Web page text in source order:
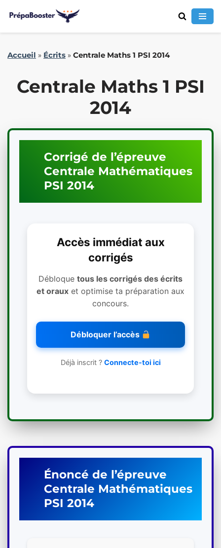
Aller
Accueil » Écrits » Centrale Maths 1 PSI 2014
Centrale Maths 1 PSI
2014
Corrigé de l’épreuve
Centrale Mathématiques
PSI 2014
Accès immédiat aux
corrigés
Débloque tous les corrigés des écrits
et oraux et optimise ta préparation aux
concours.
Débloquer l’accès
Déjà inscrit ? Connecte-toi ici
Énoncé de l’épreuve
Centrale Mathématiques
PSI 2014